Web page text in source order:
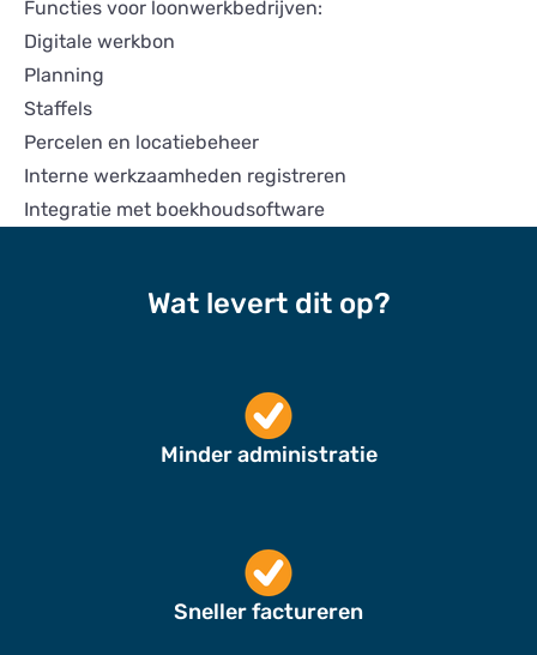
Functies voor loonwerkbedrijven:
Digitale werkbon
Planning
Staffels
Percelen en locatiebeheer
Interne werkzaamheden registreren
Integratie met boekhoudsoftware
Wat levert dit op?
Minder administratie
Sneller factureren